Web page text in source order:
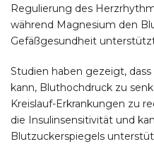
Regulierung des
während Magnesium den
Gefäßgesundheit
Studien haben gezeigt, dass
kann, Bluthochdruck zu
Kreislauf-Erkrankungen zu
die Insulinsensitivität und
Blutzuckerspiegels